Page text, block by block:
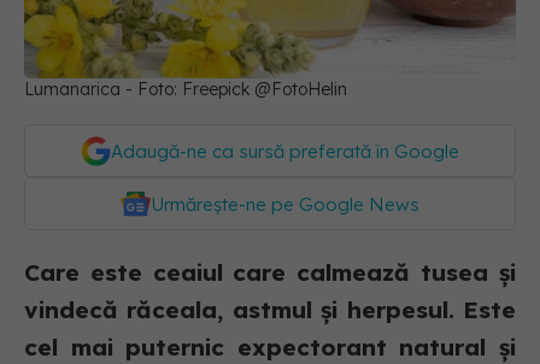
Lumanarica - Foto: Freepick @FotoHelin
Adaugă-ne ca sursă preferată în Google
Urmărește-ne pe Google News
Care este ceaiul care calmează tusea și
vindecă răceala, astmul și herpesul. Este
cel mai puternic expectorant natural și